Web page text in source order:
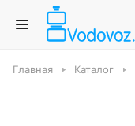
Главная Каталог